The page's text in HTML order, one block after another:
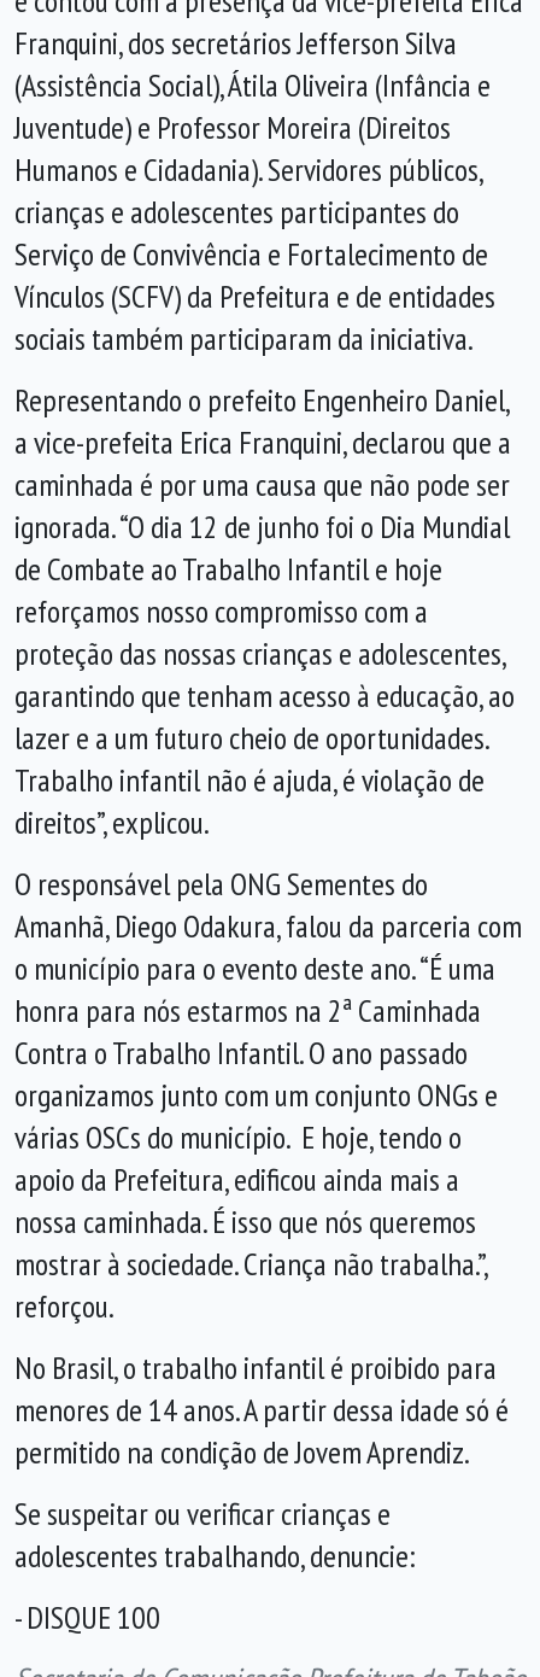
Franquini, dos secretários Jefferson Silva
(Assistência Social), Átila Oliveira (Infância e
Juventude) e Professor Moreira (Direitos
Humanos e Cidadania). Servidores públicos,
crianças e adolescentes participantes do
Serviço de Convivência e Fortalecimento de
Vínculos (SCFV) da Prefeitura e de entidades
sociais também participaram da iniciativa.
Representando o prefeito Engenheiro Daniel,
a vice-prefeita Erica Franquini, declarou que a
caminhada é por uma causa que não pode ser
ignorada. “O dia 12 de junho foi o Dia Mundial
de Combate ao Trabalho Infantil e hoje
reforçamos nosso compromisso com a
proteção das nossas crianças e adolescentes,
garantindo que tenham acesso à educação, ao
lazer e a um futuro cheio de oportunidades.
Trabalho infantil não é ajuda, é violação de
direitos”, explicou.
O responsável pela ONG Sementes do
Amanhã, Diego Odakura, falou da parceria com
o município para o evento deste ano. “É uma
honra para nós estarmos na 2ª Caminhada
Contra o Trabalho Infantil. O ano passado
organizamos junto com um conjunto ONGs e
várias OSCs do município. E hoje, tendo o
apoio da Prefeitura, edificou ainda mais a
nossa caminhada. É isso que nós queremos
mostrar à sociedade. Criança não trabalha.”,
reforçou.
No Brasil, o trabalho infantil é proibido para
menores de 14 anos. A partir dessa idade só é
permitido na condição de Jovem Aprendiz.
Se suspeitar ou verificar crianças e
adolescentes trabalhando, denuncie:
- DISQUE 100